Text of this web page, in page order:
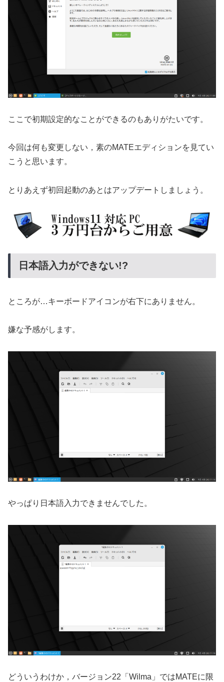
ここで初期設定的なことができるのもありがたいです。
今回は何も変更しない，素のMATEエディションを見てい
こうと思います。
とりあえず初回起動のあとはアップデートしましょう。
日本語入力ができない!?
ところが…キーボードアイコンが右下にありません。
嫌な予感がします。
やっぱり日本語入力できませんでした。
どういうわけか，バージョン22「Wilma」ではMATEに限